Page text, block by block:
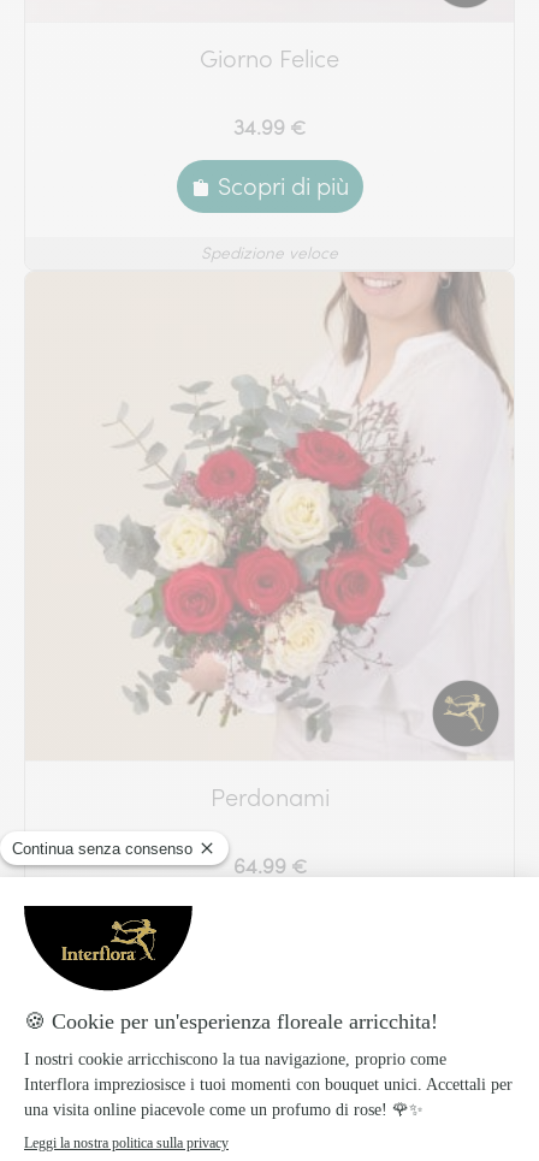
Giorno Felice
34.99 €
Scopri di più
Spedizione veloce
Perdonami
64.99 €